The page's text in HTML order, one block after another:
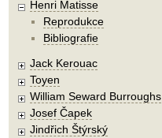
Henri Matisse
Reprodukce
Bibliografie
Jack Kerouac
Toyen
William Seward Burroughs
Josef Čapek
Jindřich Štýrský